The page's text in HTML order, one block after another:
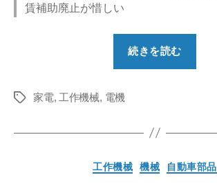
賃補助廃止が惜しい
続きを読む
ズ
時
タ
家電, 工作機械, 電機
カ
工作機械 機械 自動車部品